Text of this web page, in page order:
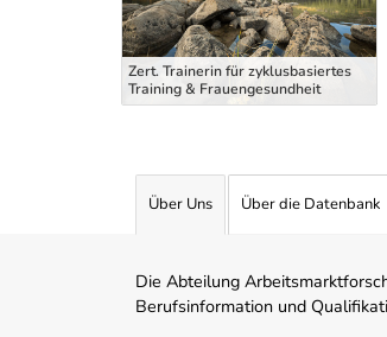
Zert. Trainerin für zyklusbasiertes
Training & Frauengesundheit
Über Uns Über die Datenbank
Die Abteilung
Berufsinformation und